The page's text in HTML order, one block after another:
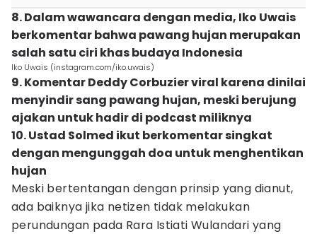
8. Dalam wawancara dengan media, Iko Uwais
berkomentar bahwa pawang hujan merupakan
salah satu ciri khas budaya Indonesia
Iko Uwais (instagram.com/iko.uwais)
9. Komentar Deddy Corbuzier viral karena dinilai
menyindir sang pawang hujan, meski berujung
ajakan untuk hadir di podcast miliknya
10. Ustad Solmed ikut berkomentar singkat
dengan mengunggah doa untuk menghentikan
hujan
Meski bertentangan dengan prinsip yang dianut,
ada baiknya jika netizen tidak melakukan
perundungan pada Rara Istiati Wulandari yang